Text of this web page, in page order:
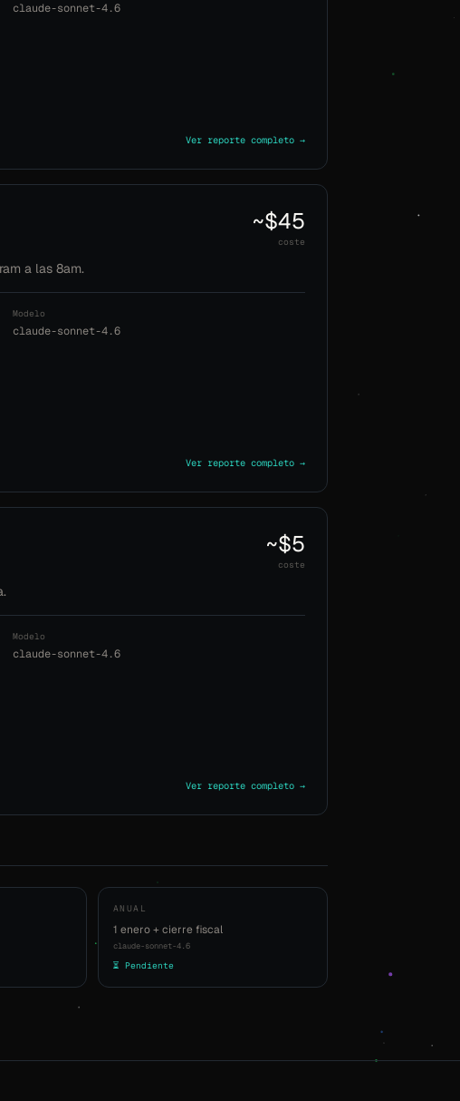
claude-sonnet-4.6
Ver reporte completo →
a las 8am.
~$45
coste
Modelo
claude-sonnet-4.6
Ver reporte completo →
~$5
coste
Modelo
claude-sonnet-4.6
Ver reporte completo →
ANUAL
1 enero + cierre fiscal
claude-sonnet-4.6
⏳ Pendiente